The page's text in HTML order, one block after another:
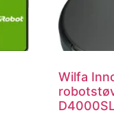
Wilfa